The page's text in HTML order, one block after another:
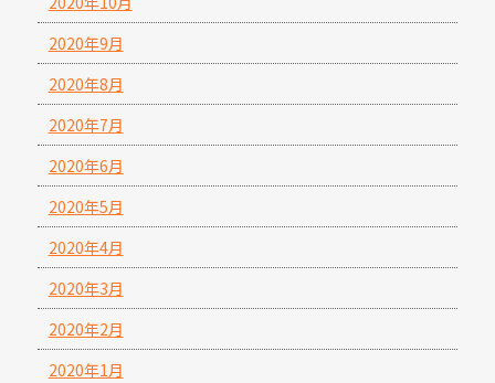
2020年9月
2020年8月
2020年7月
2020年6月
2020年5月
2020年4月
2020年3月
2020年2月
2020年1月